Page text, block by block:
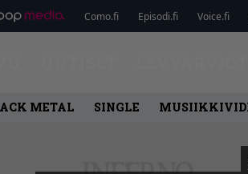
Como.fi Episodi.fi Voice.fi
METAL SINGLE